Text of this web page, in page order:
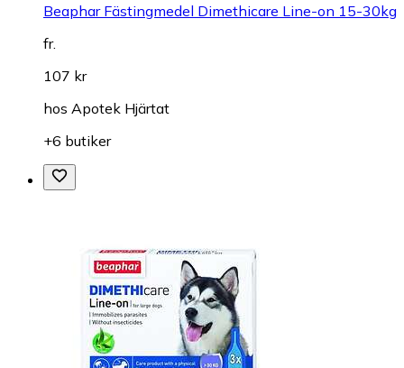
Beaphar Fästingmedel Dimethicare Line-on 15-30kg
fr.
107 kr
hos Apotek Hjärtat
+6 butiker